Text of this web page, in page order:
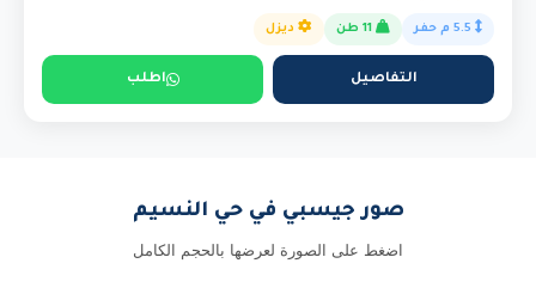
ديزل
التفاصيل اطلب
صور جيسبي في حي النسيم
اضغط على الصورة لعرضها بالحجم الكامل